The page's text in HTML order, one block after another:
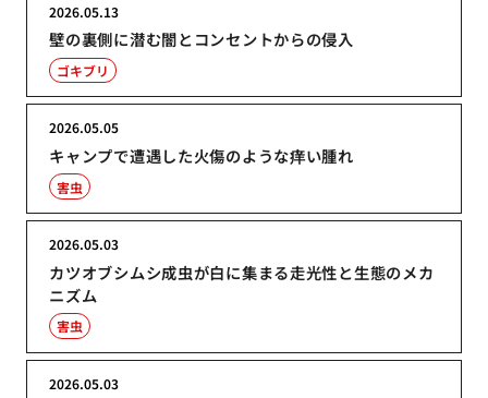
壁の裏側に潜む闇とコンセントからの侵入
2026.05.13
ゴキブリ
キャンプで遭遇した火傷のような痒い腫れ
2026.05.05
害虫
カツオブシムシ成虫が白に集まる走光性と生態のメカ
ニズム
2026.05.03
害虫
2026.05.03